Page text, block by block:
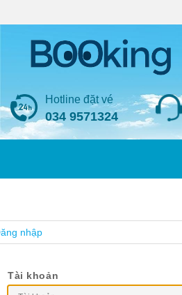
Hotline đặt vé
034 9571324
nhập
Tài khoản